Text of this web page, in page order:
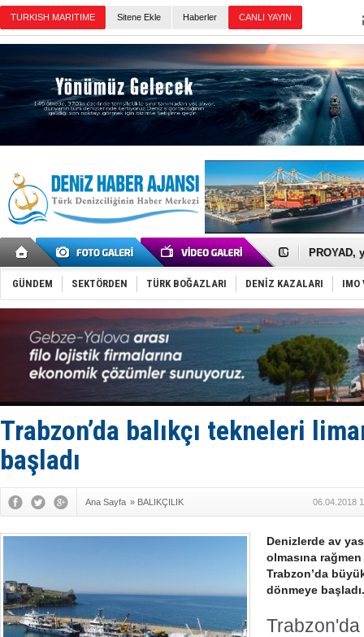
TURKISH MARITIME Sitene Ekle Haberler CANLI YAYIN
İTU AUV,
PROYAD,
Türkiye-
Türk
Deniz
DÖDER,
Fairline,
Baltık
Runit
Limana
Türk
Hüseyin
Med
GÜNDEM SEKTÖRDEN TÜRK BOĞAZLARI DENİZ KAZALARI IMO
Trabzon’da balıkçı tekneleri
başladı
Ana Sayfa » BALIKÇILIK 06.04.2018
Denizlerde av
olmasına
Trabzon’da
dönmeye başladı.
Trabzon'da